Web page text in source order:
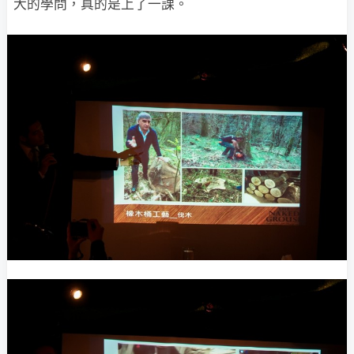
大的學問，真的是上了一課。